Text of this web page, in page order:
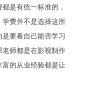
是有统一标准的，
学费并不是选择这所
要看自己能否学习
老师都是在影视制作
的从业经验都是让